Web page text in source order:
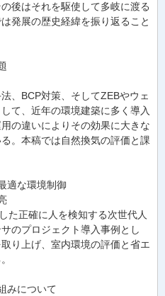
後はそれを駆使して多岐に渡る
発展の歴史経緯を振り返ること
、BCP対策、そしてZEBやウェ
て、近年の環境建築に多く導入
の違いによりその効果に大きな
。本稿では自然換気の評価と課
適な環境制御
た正確に人を検知する次世代人
のプロジェクト導入事例とし
り上げ、室内環境の評価と省エ
みについて